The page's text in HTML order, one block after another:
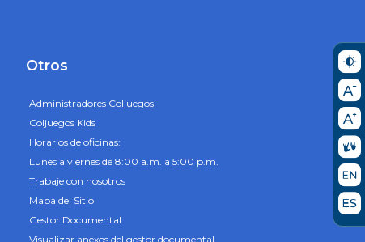
Otros
Administradores Coljuegos
Coljuegos Kids
Horarios de oficinas:
Lunes a viernes de 8:00 a.m. a 5:00 p.m.
Trabaje con nosotros
Mapa del Sitio
Gestor Documental
Visualizar anexos del gestor documental